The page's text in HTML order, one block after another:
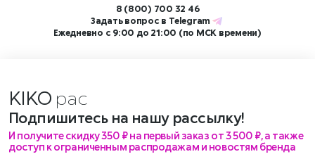
8 (800) 700 32 46
Задать вопрос в Telegram
Ежедневно с 9:00 до 21:00 (по МСК времени)
KIKO
Подпишитесь на нашу рассылку!
И получите скидку 350 ₽ на первый заказ от 3 500 ₽, а также
доступ к ограниченным распродажам и новостям бренда